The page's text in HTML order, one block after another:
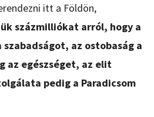
itt a Földön,
százmilliókat arról, hogy a
az ostobaság a
az egészséget, az elit
pedig a Paradicsom